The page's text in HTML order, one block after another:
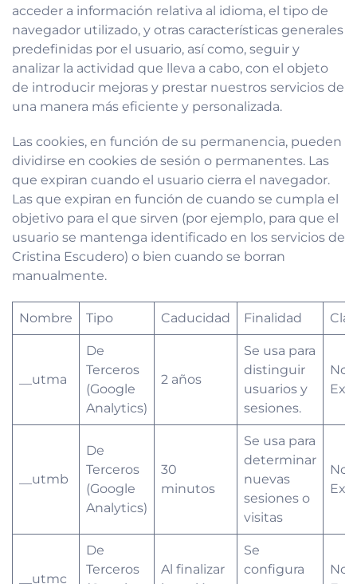
acceder a información relativa al idioma, el tipo de
navegador utilizado, y otras características generales
predefinidas por el usuario, así como, seguir y
analizar la actividad que lleva a cabo, con el objeto
de introducir mejoras y prestar nuestros servicios de
una manera más eficiente y personalizada.
Las cookies, en función de su permanencia, pueden
dividirse en cookies de sesión o permanentes. Las
que expiran cuando el usuario cierra el navegador.
Las que expiran en función de cuando se cumpla el
objetivo para el que sirven (por ejemplo, para que el
usuario se mantenga identificado en los servicios de
Cristina Escudero) o bien cuando se borran
manualmente.
Nombre Tipo Caducidad Finalidad
__utma
De
Terceros
(Google
Analytics)
2 años
Se usa para
distinguir
usuarios y
sesiones.
No
__utmb
De
Terceros
(Google
Analytics)
30
minutos
Se usa para
determinar
nuevas
sesiones o
visitas
No
__utmc
De
Terceros
Al finalizar
Se
configura
No